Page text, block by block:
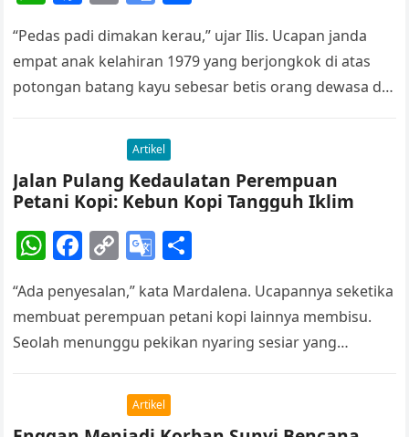
at
s
A
p
c
e
o
k
p
y
Li
n
k
o
gl
e
Tr
a
n
sl
at
e
ar
e
“Pedas padi dimakan kerau,” ujar Ilis. Ucapan janda
empat anak kelahiran 1979 yang berjongkok di atas
potongan batang kayu sebesar betis orang dewasa di
Artikel
Jalan Pulang Kedaulatan Perempuan
Petani Kopi: Kebun Kopi Tangguh Iklim
W
at
s
F
c
e
o
C
p
y
Li
n
k
G
o
gl
Tr
a
ar
e
“Ada penyesalan,” kata Mardalena. Ucapannya seketika
membuat perempuan petani kopi lainnya membisu.
Seolah menunggu pekikan nyaring sesiar yang
Artikel